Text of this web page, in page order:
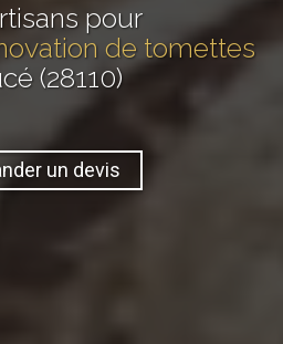
pour
de tomettes
(28110)
un devis